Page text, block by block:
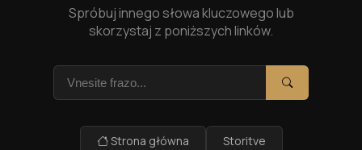
Spróbuj innego słowa kluczowego lub
skorzystaj z poniższych linków.
Szukaj
Szukaj
Strona główna
Storitve